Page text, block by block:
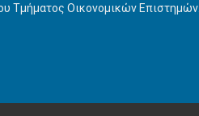
Τμήματος Οικονομικών Επιστημών.